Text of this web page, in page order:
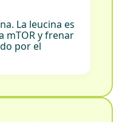
La leucina es
mTOR y frenar
por el